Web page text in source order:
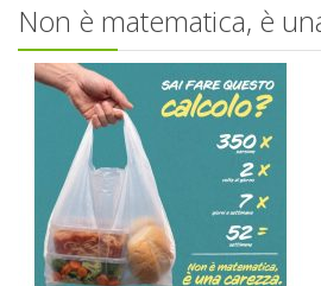
Non è matematica, è